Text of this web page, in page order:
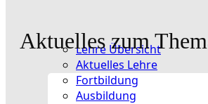
Lehre Übersicht
Aktuelles Lehre
Fortbildung
Ausbildung
Aktuelles zum